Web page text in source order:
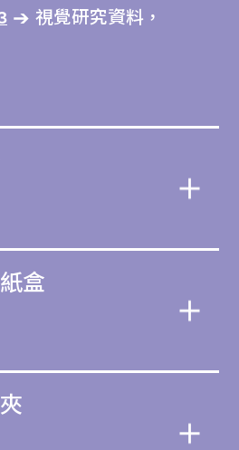
視覺研究資料，
盒